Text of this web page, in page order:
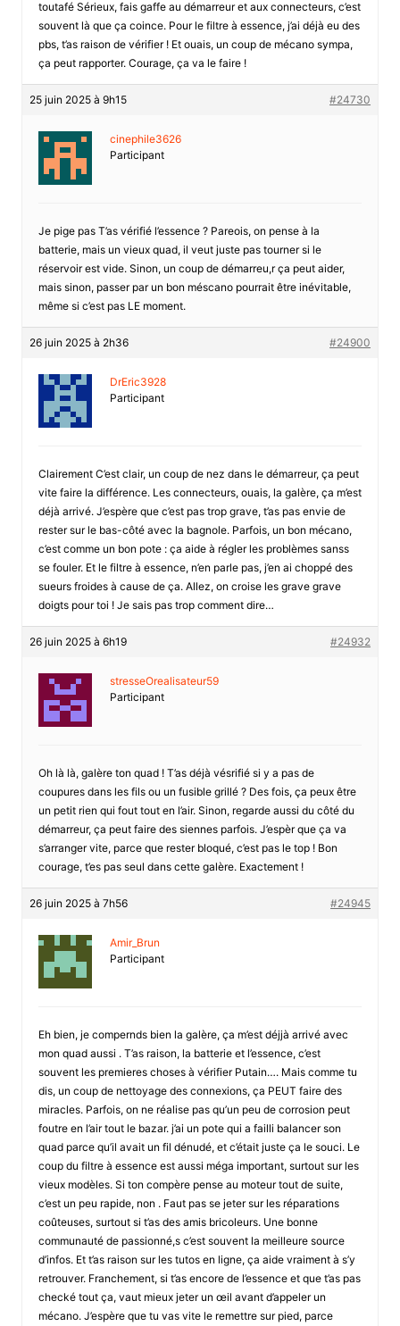
toutafé Sérieux, fais gaffe au démarreur et aux connecteurs, c’est
souvent là que ça coince. Pour le filtre à essence, j’ai déjà eu des
pbs, t’as raison de vérifier ! Et ouais, un coup de mécano sympa,
ça peut rapporter. Courage, ça va le faire !
25 juin 2025 à 9h15 #24730
cinephile3626
Participant
Je pige pas T’as vérifié l’essence ? Pareois, on pense à la
batterie, mais un vieux quad, il veut juste pas tourner si le
réservoir est vide. Sinon, un coup de démarreu,r ça peut aider,
mais sinon, passer par un bon méscano pourrait être inévitable,
même si c’est pas LE moment.
26 juin 2025 à 2h36 #24900
DrEric3928
Participant
Clairement C’est clair, un coup de nez dans le démarreur, ça peut
vite faire la différence. Les connecteurs, ouais, la galère, ça m’est
déjà arrivé. J’espère que c’est pas trop grave, t’as pas envie de
rester sur le bas-côté avec la bagnole. Parfois, un bon mécano,
c’est comme un bon pote : ça aide à régler les problèmes sanss
se fouler. Et le filtre à essence, n’en parle pas, j’en ai choppé des
sueurs froides à cause de ça. Allez, on croise les grave grave
doigts pour toi ! Je sais pas trop comment dire…
26 juin 2025 à 6h19 #24932
stresseOrealisateur59
Participant
Oh là là, galère ton quad ! T’as déjà vésrifié si y a pas de
coupures dans les fils ou un fusible grillé ? Des fois, ça peux être
un petit rien qui fout tout en l’air. Sinon, regarde aussi du côté du
démarreur, ça peut faire des siennes parfois. J’espèr que ça va
s’arranger vite, parce que rester bloqué, c’est pas le top ! Bon
courage, t’es pas seul dans cette galère. Exactement !
26 juin 2025 à 7h56 #24945
Amir_Brun
Participant
Eh bien, je compernds bien la galère, ça m’est déjjà arrivé avec
mon quad aussi . T’as raison, la batterie et l’essence, c’est
souvent les premieres choses à vérifier Putain…. Mais comme tu
dis, un coup de nettoyage des connexions, ça PEUT faire des
miracles. Parfois, on ne réalise pas qu’un peu de corrosion peut
foutre en l’air tout le bazar. j’ai un pote qui a failli balancer son
quad parce qu’il avait un fil dénudé, et c’était juste ça le souci. Le
coup du filtre à essence est aussi méga important, surtout sur les
vieux modèles. Si ton compère pense au moteur tout de suite,
c’est un peu rapide, non . Faut pas se jeter sur les réparations
coûteuses, surtout si t’as des amis bricoleurs. Une bonne
communauté de passionné,s c’est souvent la meilleure source
d’infos. Et t’as raison sur les tutos en ligne, ça aide vraiment à s’y
retrouver. Franchement, si t’as encore de l’essence et que t’as pas
checké tout ça, vaut mieux jeter un œil avant d’appeler un
mécano. J’espère que tu vas vite le remettre sur pied, parce